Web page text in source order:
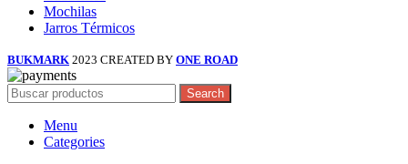
Mochilas
Jarros Térmicos
BUKMARK 2023 CREATED BY ONE ROAD
Search
Menu
Categories